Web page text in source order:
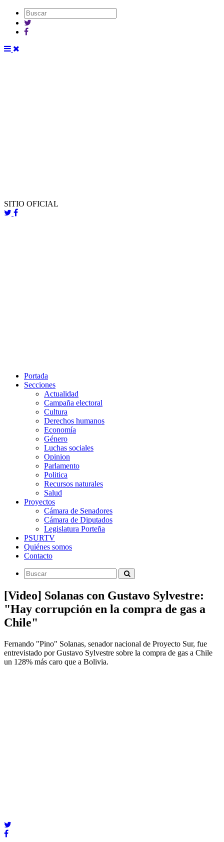
SITIO OFICIAL
Portada
Secciones
Actualidad
Campaña electoral
Cultura
Derechos humanos
Economía
Género
Luchas sociales
Opinion
Parlamento
Politica
Recursos naturales
Salud
Proyectos
Cámara de Senadores
Cámara de Diputados
Legislatura Porteña
PSURTV
Quiénes somos
Contacto
[Video] Solanas con Gustavo Sylvestre:
"Hay corrupción en la compra de gas a
Chile"
Fernando "Pino" Solanas, senador nacional de Proyecto Sur, fue
entrevistado por Gustavo Sylvestre sobre la compra de gas a Chile
un 128% más caro que a Bolivia.